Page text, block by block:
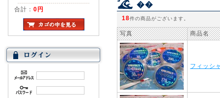
合計： 0円
��
18件の商品がございます。
写真 商品名
フィッシ